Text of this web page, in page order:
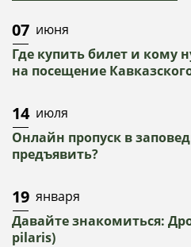
07 июня
Где купить билет и кому
на посещение
14 июля
Онлайн пропуск в
предъявить?
19 января
Давайте знакомиться:
pilaris)